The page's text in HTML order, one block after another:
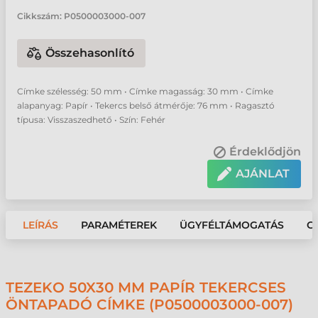
Cikkszám: P0500003000-007
Összehasonlító
Címke szélesség: 50 mm • Címke magasság: 30 mm • Címke
alapanyag: Papír • Tekercs belső átmérője: 76 mm • Ragasztó
típusa: Visszaszedhető • Szín: Fehér
Érdeklődjön
AJÁNLAT
LEÍRÁS PARAMÉTEREK ÜGYFÉLTÁMOGATÁS
TEZEKO 50X30 MM PAPÍR TEKERCSES
ÖNTAPADÓ CÍMKE (P0500003000-007)